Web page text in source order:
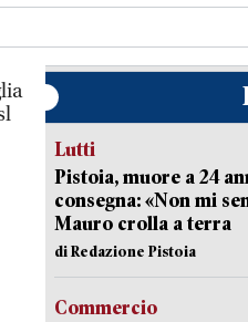
Lutti
Pistoia, muore a 24
consegna: «Non mi
Mauro crolla a terra
di Redazione Pistoia
Commercio